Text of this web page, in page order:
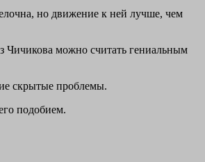
но движение к ней лучше, чем
Чичикова можно считать гениальным
скрытые проблемы.
подобием.